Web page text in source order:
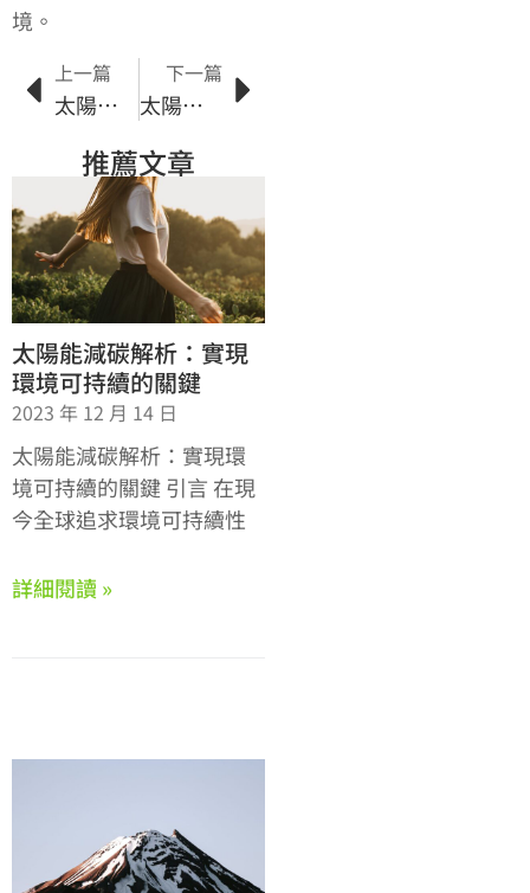
境。
上一篇
太陽能綠能市場：台灣在亞洲能源革命中的角色
下一篇
太陽能電池效能大揭密：提高發電效率的關鍵因素
推薦文章
太陽能減碳解析：實現
環境可持續的關鍵
2023 年 12 月 14 日
太陽能減碳解析：實現環
境可持續的關鍵 引言 在現
今全球追求環境可持續性
詳細閱讀 »